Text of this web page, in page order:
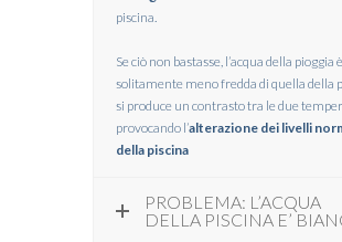
piscina.
Se ciò non bastasse, l’acqua della pioggia è
solitamente meno fredda di quella della
si produce un contrasto tra le due
provocando l’alterazione dei livelli
della piscina
PROBLEMA: L’ACQUA
DELLA PISCINA E’